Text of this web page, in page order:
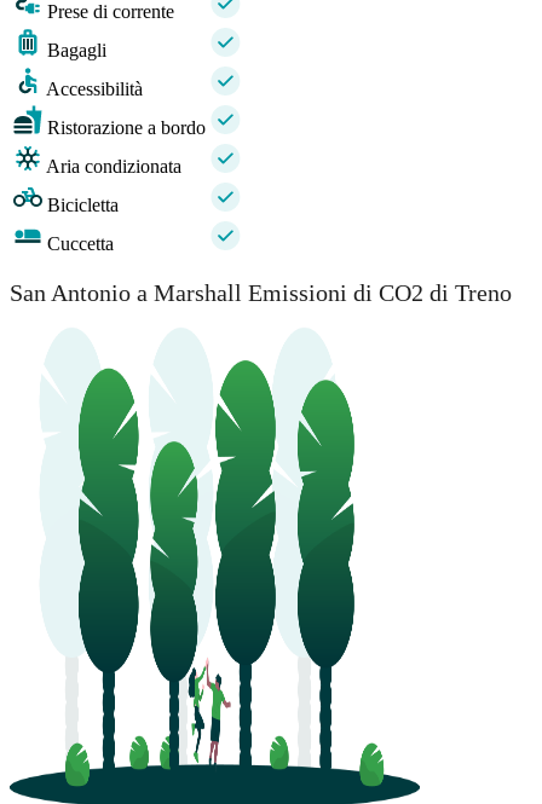
Prese di corrente
Bagagli
Accessibilità
Ristorazione a bordo
Aria condizionata
Bicicletta
Cuccetta
San Antonio a Marshall Emissioni di CO2 di Treno